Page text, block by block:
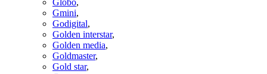
Gmini,
Godigital,
Golden interstar,
Golden media,
Goldmaster,
Gold star,